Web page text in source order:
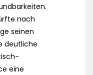
nach
seinen
deutliche
eine